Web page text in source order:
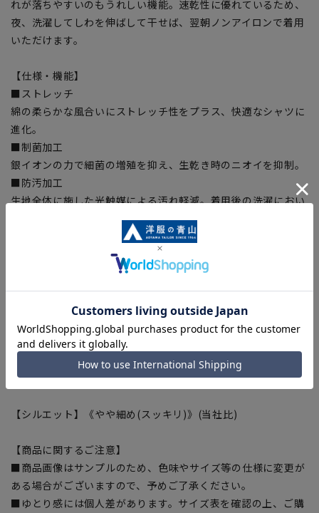
れが落ちやすいのもうれしい機能。速乾性に優れているため、
夜、洗濯してしわを伸ばして干せば、翌朝ノンアイロンで着用
いただけます。
【仕様・機能】
■ストレッチ
綿の柔らかな風合いにストレッチ性をプラス、快適なシャツに
進化。
■制菌加工
銀イオンの力で細菌の増殖を抑え、生乾き時のニオイを抑制。
■防汚加工
生地全体に施した光触媒による汚れ軽減。着用後の洗濯におい
て、皮脂などの油汚れが落ちやすく、残った汚れ成分も天日干
しなどにより分解されます。
ヨークを背中の中心で斜めに切替えフィット感を高めるための
仕様。
■OEKO-TEX®
厳しい分析試験にクリアし世界最高水準の安全な繊維製品の証
「OEKO-TEX®STANDARD100」に認証された素材を使用しま
した。生地から付属まで、すべてに於いて厳しい基準をクリア
した素材を使用しているので、安心して着用いただけます。
【シルエット】《やや細め(スッキリ)》(当社比)
【商品に関するご注意】
■商品画像はサンプルのため、色味やサイズ等の仕様に変更が
ある場合がございますので、予めご了承ください。
■ゆとり感には個人差があります。サイズ表を確認の上、ご購